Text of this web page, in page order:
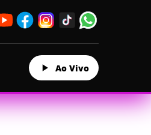
Ao Vivo